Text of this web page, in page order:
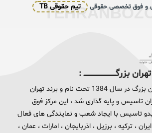
و فوق تخصصی حقوقی تیم حقوقی TB
:
مرکز تخصصی تهران بزرگ در سال 1384 تحت نام و برند تهران
تاسیس و پایه گذاری شد ، این مرکز فوق
تاسیس با ایجاد شعب و نمایندگی های فعال
، ترکیه ، برزیل ، اذربایجان ، امارات ، عمان ،